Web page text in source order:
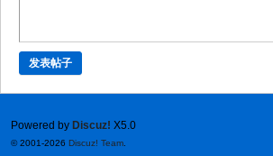
发表帖子
Powered by Discuz! X5.0
© 2001-2026 Discuz! Team